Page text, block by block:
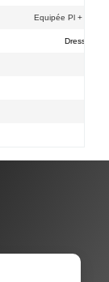
Equipée Pl + F + H
Dressing +